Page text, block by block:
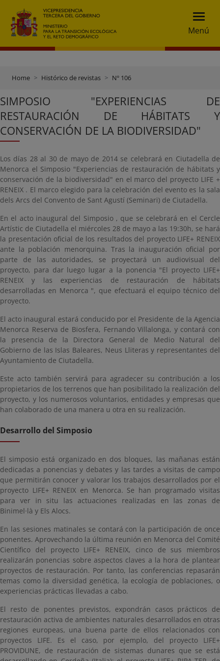
Menú
Home Histórico de revistas Nº 106
SIMPOSIO "EXPERIENCIAS DE
RESTAURACIÓN DE HÁBITATS Y
CONSERVACIÓN DE LA BIODIVERSIDAD"
Los días 28 al 30 de mayo de 2014 se celebrará en Ciutadella de
Menorca el Simposio "Experiencias de restauración de hábitats y
conservación de la biodiversidad" en el marco del proyecto LIFE +
RENEIX . El marco elegido para la celebración del evento es la sala
dels Arcs del Convento de Sant Agustí (Seminari) de Ciutadella.
En el acto inaugural del Simposio , que se celebrará en el Cercle
Artístic de Ciutadella el miércoles 28 de mayo a las 19:30h, se hará
la presentación oficial de los resultados del proyecto LIFE+ RENEIX
ante la población menorquina. Tras la inauguración oficial por
parte de las autoridades, se proyectará un audiovisual del
proyecto, para dar luego lugar a la ponencia "El proyecto LIFE+
RENEIX y las experiencias de restauración de hábitats
desarrolladas en Menorca ", que efectuará el equipo técnico del
proyecto.
El acto inaugural estará conducido por el Presidente de la Agencia
Menorca Reserva de Biosfera, Fernando Villalonga, y contará con
la presencia de la Directora General de Medio Natural del
Gobierno de las Islas Baleares, Neus Lliteras y representantes del
Ayuntamiento de Ciutadella.
Este acto también servirá para agradecer su contribución a los
propietarios de los terrenos que han posibilitado la realización del
proyecto, y los numerosos voluntarios, entidades y empresas que
han colaborado de una manera u otra en su realización.
Desarrollo del Simposio
El simposio está organizado en dos bloques, las mañanas están
dedicadas a ponencias y debates y las tardes a visitas de campo
que permitirán conocer y valorar los trabajos desarrollados por el
proyecto LIFE+ RENEIX en Menorca. Se han programado visitas
para ver in situ las actuaciones realizadas en las zonas de
Binimel·là y Els Alocs.
En las sesiones matinales se contará con la participación de once
ponentes. Aprovechando la última reunión en Menorca del Comité
Científico del proyecto LIFE+ RENEIX, cinco de sus miembros
realizarán ponencias sobre aspectos claves a la hora de plantear
proyectos de restauración. Por tanto, las conferencias repasarán
temas como la diversidad genética, la ecología de poblaciones, o
experiencias prácticas llevadas a cabo.
El resto de ponentes previstos, expondrán casos prácticos de
restauración activa de ambientes naturales desarrollados en otras
regiones europeas, una buena parte de ellos relacionados con
proyectos LIFE. Es el caso, por ejemplo, del proyecto LIFE+
PROVIDUNE, de restauración de sistemas dunares que se está